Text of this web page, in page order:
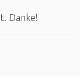
Danke!